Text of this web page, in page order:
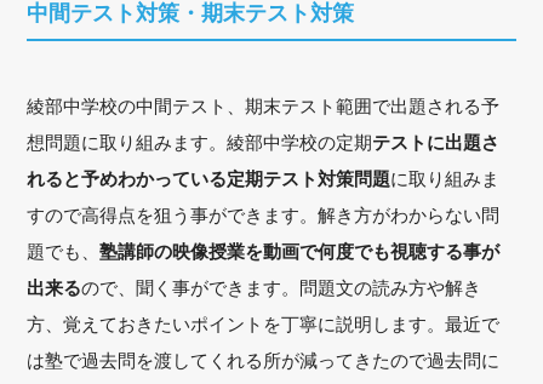
中間テスト対策・期末テスト対策
綾部中学校の中間テスト、期末テスト範囲で出題される予
想問題に取り組みます。綾部中学校の定期テストに出題さ
れると予めわかっている定期テスト対策問題に取り組みま
すので高得点を狙う事ができます。解き方がわからない問
題でも、塾講師の映像授業を動画で何度でも視聴する事が
出来るので、聞く事ができます。問題文の読み方や解き
方、覚えておきたいポイントを丁寧に説明します。最近で
は塾で過去問を渡してくれる所が減ってきたので過去問に